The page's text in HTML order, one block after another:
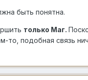
быть понятна.
только Маг.
то, подобная связь